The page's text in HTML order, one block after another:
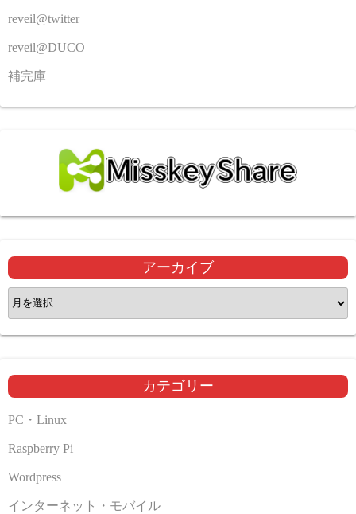
reveil@twitter
reveil@DUCO
補完庫
アーカイブ
ア
ー
カ
ブ
カテゴリー
PC・Linux
Raspberry Pi
Wordpress
インターネット・モバイル